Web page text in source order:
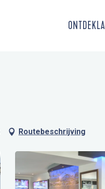
ONTDEK
Routebeschrijving